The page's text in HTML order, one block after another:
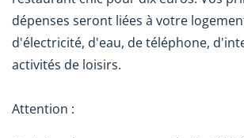
dépenses seront liées à votre
d'électricité, d'eau, de téléphone,
activités de loisirs.
Attention :